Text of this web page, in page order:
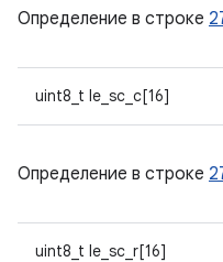
Определение в строке
uint8_t le_sc_c[16]
Определение в строке
uint8_t le_sc_r[16]